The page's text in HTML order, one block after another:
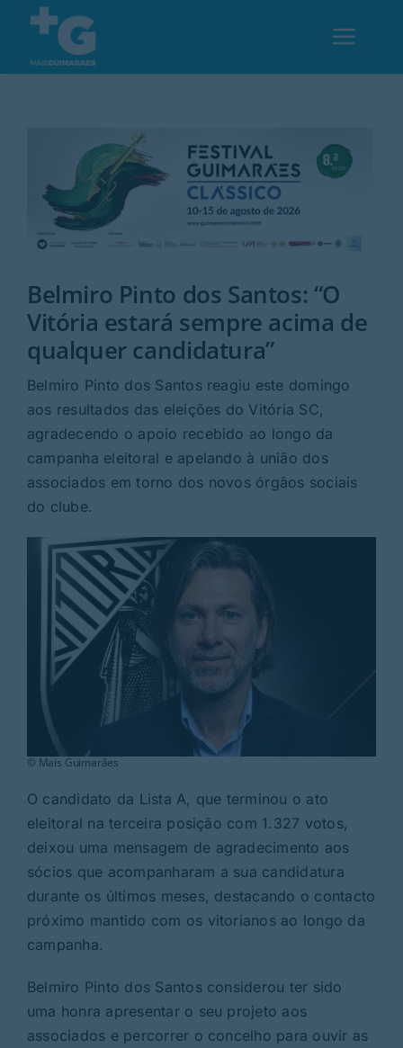
content
Desporto
Opinião
Região
Rubricas
Jornal
Search
Belmiro Pinto dos Santos: “O
Vitória estará sempre acima de
qualquer candidatura”
Belmiro Pinto dos Santos reagiu este domingo
aos resultados das eleições do Vitória SC,
agradecendo o apoio recebido ao longo da
campanha eleitoral e apelando à união dos
associados em torno dos novos órgãos sociais
do clube.
© Mais Guimarães
O candidato da Lista A, que terminou o ato
eleitoral na terceira posição com 1.327 votos,
deixou uma mensagem de agradecimento aos
sócios que acompanharam a sua candidatura
durante os últimos meses, destacando o contacto
próximo mantido com os vitorianos ao longo da
campanha.
Belmiro Pinto dos Santos considerou ter sido
uma honra apresentar o seu projeto aos
associados e percorrer o concelho para ouvir as